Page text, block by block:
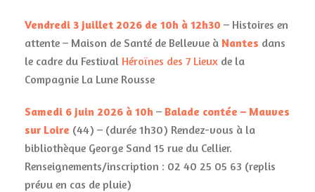
Vendredi 3 juillet 2026 de 10h à 12h30 – Histoires en
attente – Maison de Santé de Bellevue à Nantes dans
le cadre du Festival Héroïnes des 7 Lieux de la
Compagnie La Lune Rousse
Samedi 6 juin 2026 à 10h – Balade contée – Mauves
sur Loire (44) – (durée 1h30) Rendez-vous à la
bibliothèque George Sand 15 rue du Cellier.
Renseignements/inscription : 02 40 25 05 63 (replis
prévu en cas de pluie)